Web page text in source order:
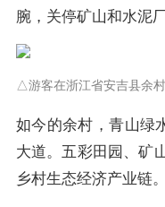
腕，关停矿山和水泥
△游客在浙江省安吉县余村
如今的余村，青山绿
大道。五彩田园、矿
乡村生态经济产业链。